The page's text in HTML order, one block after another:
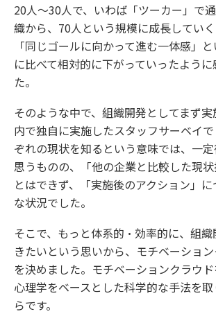
20人〜30人で、いわば「ツーカー」で
織から、70人という規模に成長してい
「同じゴールに向かって進む一体感」
に比べて相対的に下がっていったよう
た。
そのような中で、組織開発としてまず
内で独自に実施したスタッフサーベイ
ぞれの現状を知るという意味では、一
思うものの、「他の企業と比較した現
とはできず、「実施後のアクション」
な状況でした。
そこで、もっと体系的・効率的に、組
きたいという思いから、モチベーショ
を決めました。モチベーションクラウド
心理学をベースとした科学的な手法を
らです。